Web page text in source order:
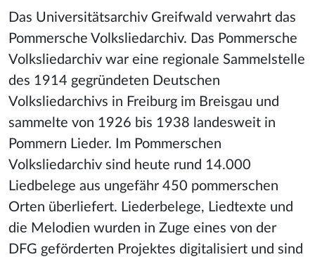
Das Universitätsarchiv Greifwald verwahrt das
Pommersche Volksliedarchiv. Das Pommersche
Volksliedarchiv war eine regionale Sammelstelle
des 1914 gegründeten Deutschen
Volksliedarchivs in Freiburg im Breisgau und
sammelte von 1926 bis 1938 landesweit in
Pommern Lieder. Im Pommerschen
Volksliedarchiv sind heute rund 14.000
Liedbelege aus ungefähr 450 pommerschen
Orten überliefert. Liederbelege, Liedtexte und
die Melodien wurden in Zuge eines von der
DFG geförderten Projektes digitalisiert und sind